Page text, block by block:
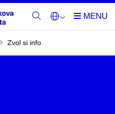
Zvol si info